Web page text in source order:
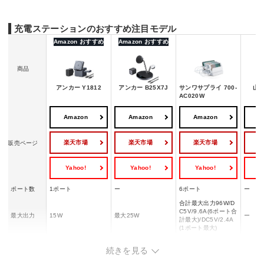
充電ステーションのおすすめ注目モデル
商品
Amazon おすすめ
アンカー Y1812
Amazon おすすめ
アンカー B25X7J
サンワサプライ 700-
AC020W
山
販売ページ
Amazon
楽天市場
Yahoo!
Amazon
楽天市場
Yahoo!
Amazon
楽天市場
Yahoo!
ポート数 1ポート ー 6ポート ー
最大出力 15W 最大25W
合計最大出力96W/D
C5V/9.6A(6ポート合
計最大)/DC5V/2.4A
(1ポート最大)
ー
続きを見る